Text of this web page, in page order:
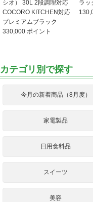
シオ） 30L 2段調理対応
COCORO KITCHEN対応
プレミアムブラック
330,000 ポイント
ラッ
カテゴリ別で探す
今月の新着商品（8月度）
家電製品
日用食料品
スイーツ
美容